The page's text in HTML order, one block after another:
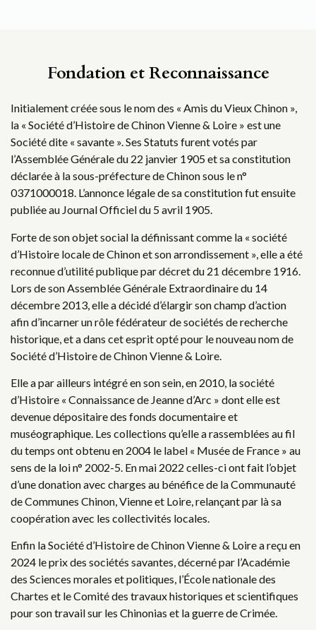
Fondation et Reconnaissance
Initialement créée sous le nom des « Amis du Vieux Chinon »,
la « Société d’Histoire de Chinon Vienne & Loire » est une
Société dite « savante ». Ses Statuts furent votés par
l’Assemblée Générale du 22 janvier 1905 et sa constitution
déclarée à la sous-préfecture de Chinon sous le n°
0371000018. L’annonce légale de sa constitution fut ensuite
publiée au Journal Officiel du 5 avril 1905.
Forte de son objet social la définissant comme la « société
d’Histoire locale de Chinon et son arrondissement », elle a été
reconnue d’utilité publique par décret du 21 décembre 1916.
Lors de son Assemblée Générale Extraordinaire du 14
décembre 2013, elle a décidé d’élargir son champ d’action
afin d’incarner un rôle fédérateur de sociétés de recherche
historique, et a dans cet esprit opté pour le nouveau nom de
Société d’Histoire de Chinon Vienne & Loire.
Elle a par ailleurs intégré en son sein, en 2010, la société
d’Histoire « Connaissance de Jeanne d’Arc » dont elle est
devenue dépositaire des fonds documentaire et
muséographique. Les collections qu’elle a rassemblées au fil
du temps ont obtenu en 2004 le label « Musée de France » au
sens de la loi n° 2002-5. En mai 2022 celles-ci ont fait l’objet
d’une donation avec charges au bénéfice de la Communauté
de Communes Chinon, Vienne et Loire, relançant par là sa
coopération avec les collectivités locales.
Enfin la Société d’Histoire de Chinon Vienne & Loire a reçu en
2024 le prix des sociétés savantes, décerné par l’Académie
des Sciences morales et politiques, l’École nationale des
Chartes et le Comité des travaux historiques et scientifiques
pour son travail sur les Chinonias et la guerre de Crimée.